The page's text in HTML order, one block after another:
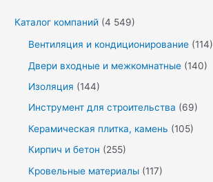
Каталог компаний (4 549)
Вентиляция и кондиционирование (114)
Двери входные и межкомнатные (140)
Изоляция (144)
Инструмент для строительства (69)
Керамическая плитка, камень (105)
Кирпич и бетон (255)
Кровельные материалы (117)